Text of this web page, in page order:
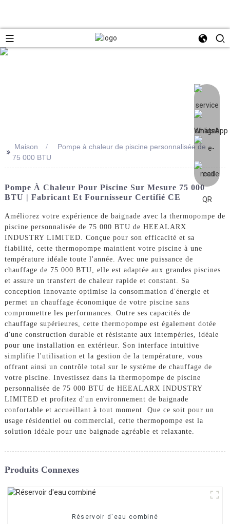
>> Maison
Pompe à chaleur de piscine personnalisée de
75 000 BTU
Pompe À Chaleur Pour Piscine Sur Mesure 75 000
BTU | Fabricant Et Fournisseur Certifié CE
Améliorez votre expérience de baignade avec la thermopompe de
piscine personnalisée de 75 000 BTU de HEEALARX
INDUSTRY LIMITED. Conçue pour son efficacité et sa
fiabilité, cette thermopompe maintient votre piscine à une
température idéale toute l'année. Avec une puissance de
chauffage de 75 000 BTU, elle est adaptée aux grandes piscines
et assure un transfert de chaleur rapide et constant. Sa
conception innovante optimise la consommation d'énergie et
permet un chauffage économique de votre piscine sans
compromettre les performances. Outre ses capacités de
chauffage supérieures, cette thermopompe est également dotée
d'une construction durable et résistante aux intempéries, idéale
pour une installation en extérieur. Son interface intuitive
simplifie l'utilisation et la gestion de la température, vous
offrant ainsi un contrôle total sur le système de chauffage de
votre piscine. Investissez dans la thermopompe de piscine
personnalisée de 75 000 BTU de HEEALARX INDUSTRY
LIMITED et profitez d'un environnement de baignade
confortable et accueillant à tout moment. Que ce soit pour un
usage résidentiel ou commercial, cette thermopompe est la
solution idéale pour une baignade agréable et relaxante.
Produits Connexes
Réservoir d'eau combiné